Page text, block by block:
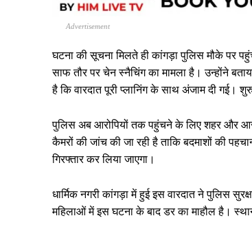
Advertisement
घटना की सूचना मिलते ही कांगड़ा पुलिस मौके पर
साफ तौर पर चेन स्नैचिंग का मामला है। उन्होंने
है कि वारदात पूरी प्लानिंग के साथ अंजाम दी
पुलिस अब आरोपियों तक पहुंचने के लिए शहर और
कैमरों की जांच की जा रही है ताकि बदमाशों की
गिरफ्तार कर लिया जाएगा।
धार्मिक नगरी कांगड़ा में हुई इस वारदात ने पुलिस
महिलाओं में इस घटना के बाद डर का माहौल है।